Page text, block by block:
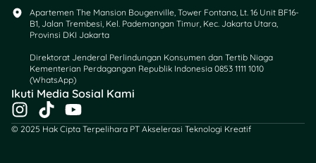
disalahgunakan oleh orang
lain, ya. Segera cek cara
mengetahui BPKB digadai
atau tidak yang udah
dijelasin Tuwaga dan
laporkan ke kepolisian dan
Samsat jika kamu merasa
BPKB hilang atau terindikasi
digadaikan tanpa izin.
Apartemen The Mansion Bougenville, Tower Fontana, Lt. 16 Unit BF16-
B1, Jalan Trembesi, Kel. Pademangan Timur, Kec. Jakarta Utara,
Provinsi DKI Jakarta
Direktorat Jenderal Perlindungan Konsumen dan Tertib Niaga
Kementerian Perdagangan Republik Indonesia 0853 1111 1010
(WhatsApp)​
Ikuti Media Sosial Kami
I
n
T
i
Y
o
© 2025 Hak Cipta Terpelihara PT Akselerasi Teknologi Kreatif